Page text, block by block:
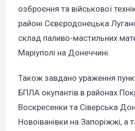
озброєння та військової
районі Сєвєродонецька
склад паливо-мастильних
Маріуполі на Донеччині.
Також завдано ураження
БПЛА окупантів в районах
Воскресенки та Сіверська
Новоіванівки на Запоріжжі, а